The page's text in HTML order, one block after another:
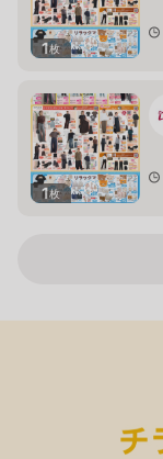
1枚
1枚